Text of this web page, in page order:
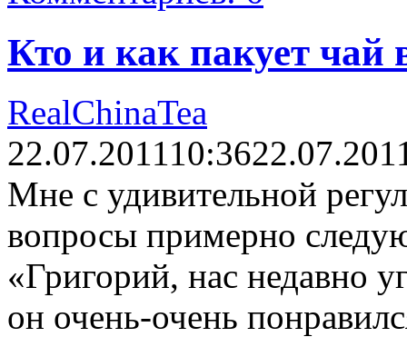
Кто и как пакует чай
RealChinaTea
22.07.201110:36
Мне с удивительной
вопросы примерно
«Григорий, нас недавно
он очень-очень